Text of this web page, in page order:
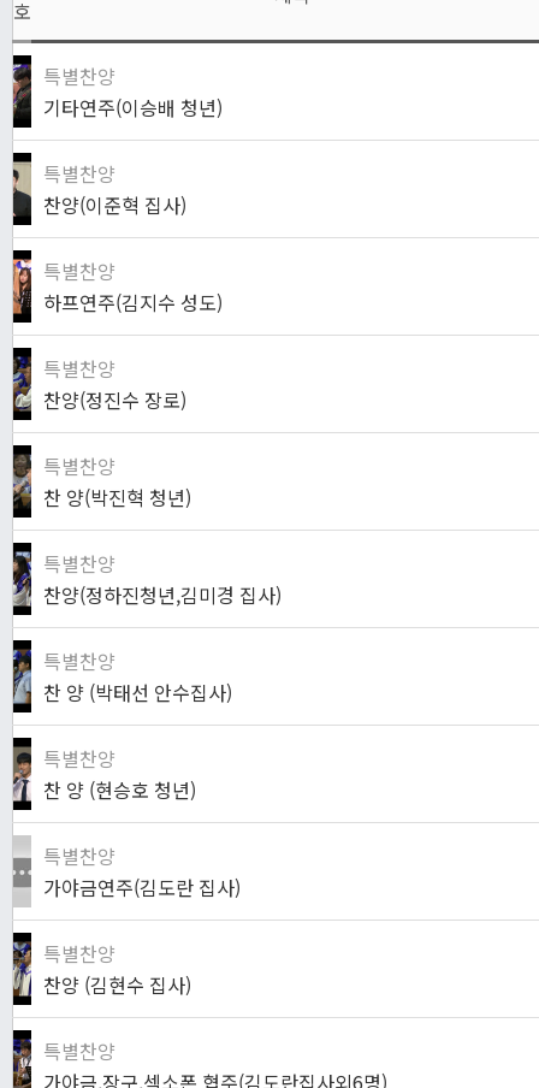
호
특별찬양
기타연주(이승배 청년)
특별찬양
찬양(이준혁 집사)
특별찬양
하프연주(김지수 성도)
특별찬양
찬양(정진수 장로)
특별찬양
찬 양(박진혁 청년)
특별찬양
찬양(정하진청년,김미경 집사)
특별찬양
찬 양 (박태선 안수집사)
특별찬양
찬 양 (현승호 청년)
특별찬양
가야금연주(김도란 집사)
특별찬양
찬양 (김현수 집사)
특별찬양
가야금,장구,섹소폰 협주(김도란집사외6명)